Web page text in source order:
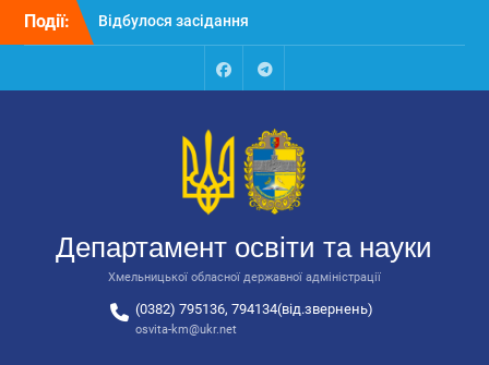
Перейти
Події:
Відбулося засідання
колегії Департаменту
освіти та науки обласної
державної адміністрації
відповідальних за
національно-патріотичне
автобусів для потреб
закладів освіти
FacebookTalegram
Департамент освіти та науки
Хмельницької обласної державної адміністрації
(0382) 795136, 794134(від.звернень)
osvita-km@ukr.net